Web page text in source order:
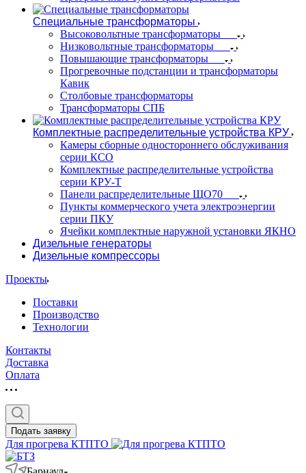
Специальные трансформаторы
Высоковольтные трансформаторы
Низковольтные трансформаторы
Повышающие трансформаторы
Прогревочные подстанции и трансформаторы
Кавик
Столбовые трансформаторы
Трансформаторы СПБ
Комплектные распределительные устройства КРУ
Камеры сборные одностороннего обслуживания
серии КСО
Комплектные распределительные устройства
серии КРУ-Т
Панели распределительные ЩО70
Пункты коммерческого учета электроэнергии
серии ПКУ
Ячейки комплектные наружной установки ЯКНО
Дизельные генераторы
Дизельные компрессоры
Проекты
Поставки
Производство
Технологии
Контакты
Доставка
Оплата
Подать заявку
Для прогрева КТПТО